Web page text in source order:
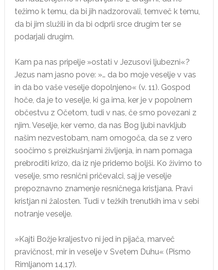
težimo k temu, da bi jih nadzorovali, temveč k temu,
da bi jim služili in da bi odprli srce drugim ter se
podarjali drugim.
Kam pa nas pripelje »ostati v Jezusovi ljubezni«?
Jezus nam jasno pove: »… da bo moje veselje v vas
in da bo vaše veselje dopolnjeno« (v. 11). Gospod
hoče, da je to veselje, ki ga ima, ker je v popolnem
občestvu z Očetom, tudi v nas, če smo povezani z
njim. Veselje, ker vemo, da nas Bog ljubi navkljub
našim nezvestobam, nam omogoča, da se z vero
soočimo s preizkušnjami življenja, in nam pomaga
prebroditi krizo, da iz nje pridemo boljši. Ko živimo to
veselje, smo resnični pričevalci, saj je veselje
prepoznavno znamenje resničnega kristjana. Pravi
kristjan ni žalosten. Tudi v težkih trenutkih ima v sebi
notranje veselje.
»Kajti Božje kraljestvo ni jed in pijača, marveč
pravičnost, mir in veselje v Svetem Duhu« (Pismo
Rimljanom 14,17).